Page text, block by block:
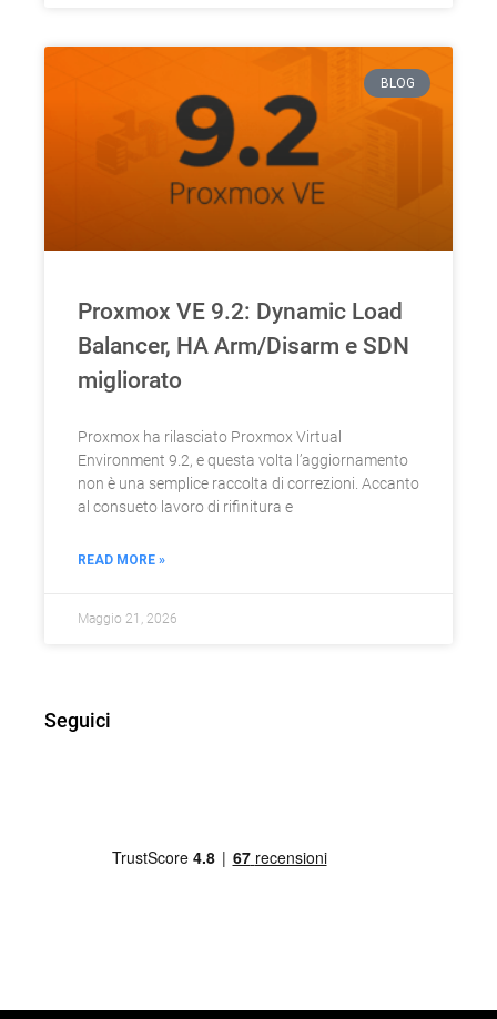
BLOG
Proxmox VE 9.2: Dynamic Load
Balancer, HA Arm/Disarm e SDN
migliorato
Proxmox ha rilasciato Proxmox Virtual
Environment 9.2, e questa volta l’aggiornamento
non è una semplice raccolta di correzioni. Accanto
al consueto lavoro di rifinitura e
READ MORE »
Maggio 21, 2026
Seguici